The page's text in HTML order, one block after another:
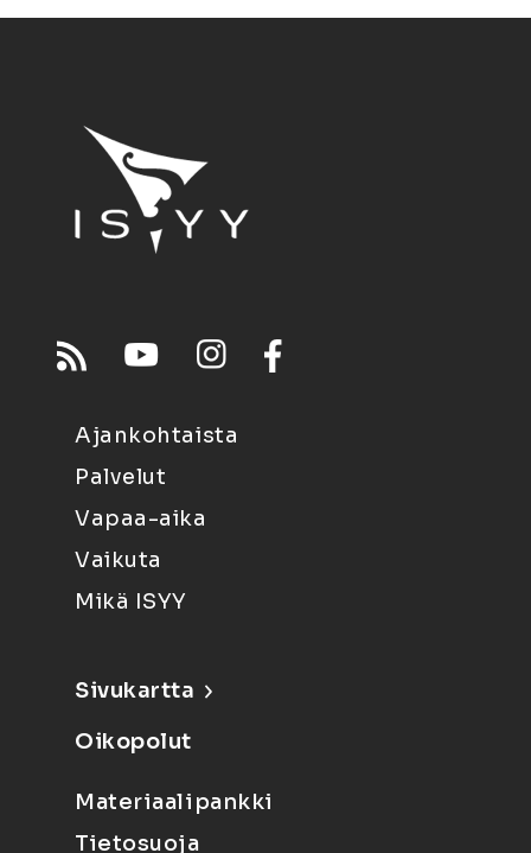
Ajankohtaista
Palvelut
Vapaa-aika
Vaikuta
Mikä ISYY
Sivukartta
Oikopolut
Materiaalipankki
Tietosuoja